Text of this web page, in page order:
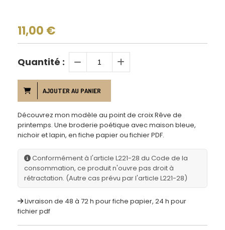
11,00 €
Quantité :
AJOUTER AU PANIER
Découvrez mon modèle au point de croix Rêve de
printemps. Une broderie poétique avec maison bleue,
nichoir et lapin, en fiche papier ou fichier PDF.
Conformément à l'article L221-28 du Code de la
consommation, ce produit n'ouvre pas droit à
rétractation. (Autre cas prévu par l'article L221-28)
Livraison de 48 à 72 h pour fiche papier, 24 h pour
fichier pdf